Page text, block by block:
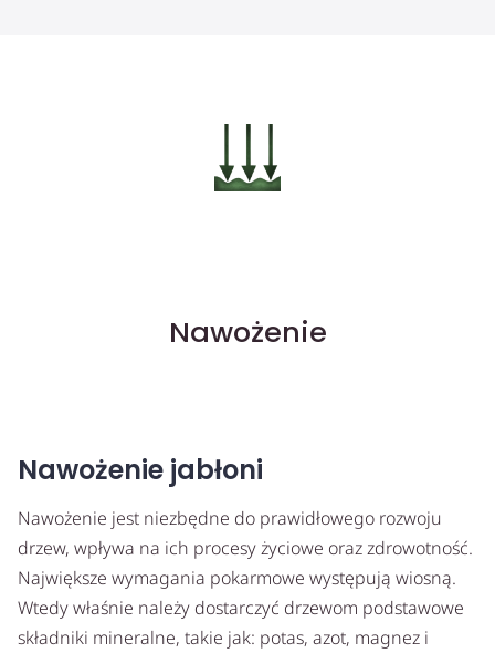
Nawożenie
Nawożenie jabłoni
Nawożenie jest niezbędne do prawidłowego rozwoju
drzew, wpływa na ich procesy życiowe oraz zdrowotność.
Największe wymagania pokarmowe występują wiosną.
Wtedy właśnie należy dostarczyć drzewom podstawowe
składniki mineralne, takie jak: potas, azot, magnez i